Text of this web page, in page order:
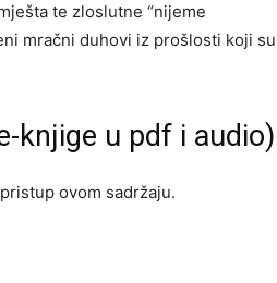
te zloslutne “nijeme
mračni duhovi iz prošlosti koji su
knjige u pdf i audio)
ovom sadržaju.